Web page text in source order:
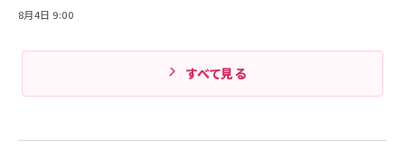
8月4日 9:00
すべて見る